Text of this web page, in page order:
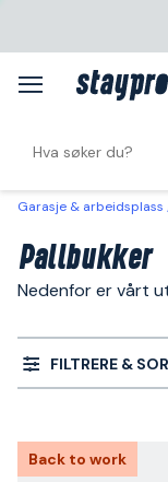
Garasje & arbeidsplass
Pallbukker
Nedenfor er vårt
FILTRERE &
Back to work